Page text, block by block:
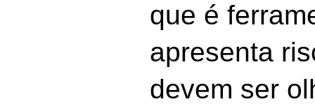
que é
apresenta
devem ser